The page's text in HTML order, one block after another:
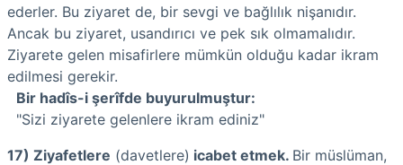
ederler. Bu ziyaret de, bir sevgi ve bağlılık nişanıdır.
Ancak bu ziyaret, usandırıcı ve pek sık olmamalıdır.
Ziyarete gelen misafirlere mümkün olduğu kadar ikram
edilmesi gerekir.
Bir hadîs-i şerîfde buyurulmuştur:
"Sizi ziyarete gelenlere ikram ediniz"
17) Ziyafetlere (davetlere) icabet etmek. Bir müslüman,